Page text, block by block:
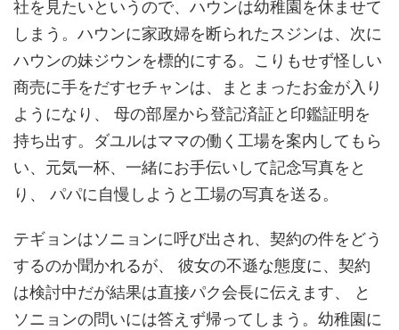
社を見たいというので、ハウンは幼稚園を休ませて
しまう。ハウンに家政婦を断られたスジンは、次に
ハウンの妹ジウンを標的にする。こりもせず怪しい
商売に手をだすセチャンは、まとまったお金が入り
ようになり、 母の部屋から登記済証と印鑑証明を
持ち出す。ダユルはママの働く工場を案内してもら
い、元気一杯、一緒にお手伝いして記念写真をと
り、 パパに自慢しようと工場の写真を送る。
テギョンはソニョンに呼び出され、契約の件をどう
するのか聞かれるが、 彼女の不遜な態度に、契約
は検討中だが結果は直接パク会長に伝えます、 と
ソニョンの問いには答えず帰ってしまう。幼稚園に